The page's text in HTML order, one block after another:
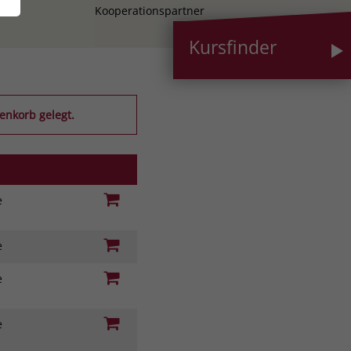
Kooperationspartner
Kursfinder
gelegt.